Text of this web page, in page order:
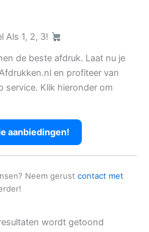
Als 1, 2, 3!
de beste afdruk. Laat nu je
en profiteer van
service. Klik hieronder om
aanbiedingen!
Neem gerust contact met
wordt getoond